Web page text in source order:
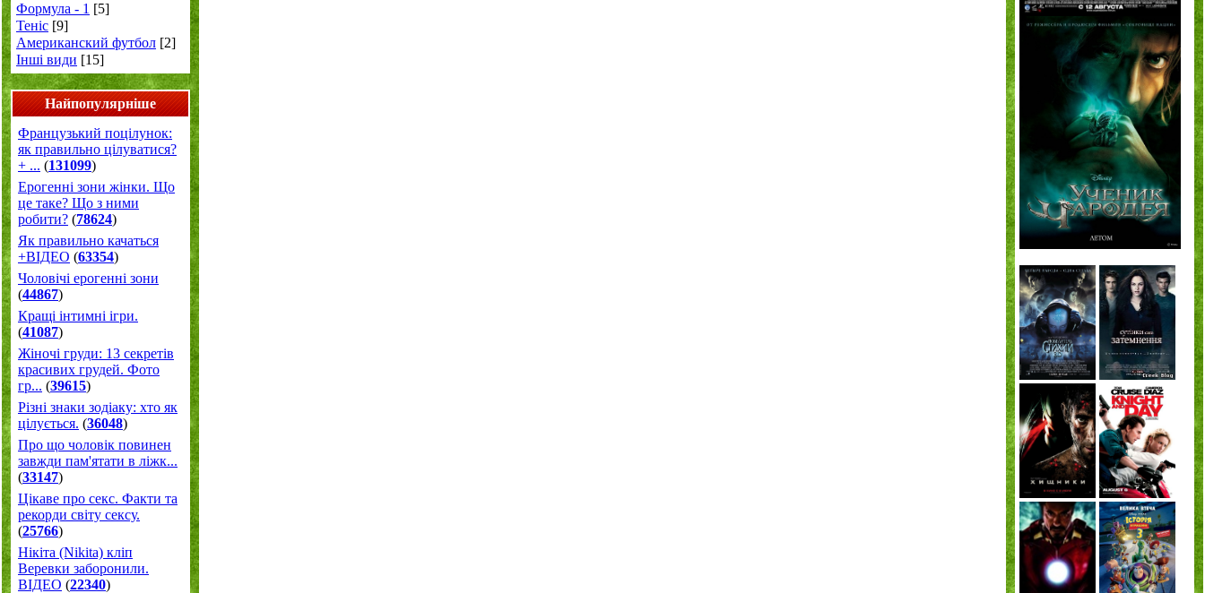
Формула - 1 [5]
Теніс [9]
Американский футбол [2]
Інші види [15]
Найпопулярніше
Французький поцілунок:
як правильно цілуватися?
+ ... (131099)
Ерогенні зони жінки. Що
це таке? Що з ними
робити? (78624)
Як правильно качаться
+ВІДЕО (63354)
Чоловічі ерогенні зони
(44867)
Кращі інтимні ігри.
(41087)
Жіночі груди: 13 секретів
красивих грудей. Фото
гр... (39615)
Різні знаки зодіаку: хто як
цілується. (36048)
Про що чоловік повинен
завжди пам'ятати в ліжк...
(33147)
Цікаве про секс. Факти та
рекорди світу сексу.
(25766)
Нікіта (Nikita) кліп
Веревки заборонили.
ВІДЕО (22340)